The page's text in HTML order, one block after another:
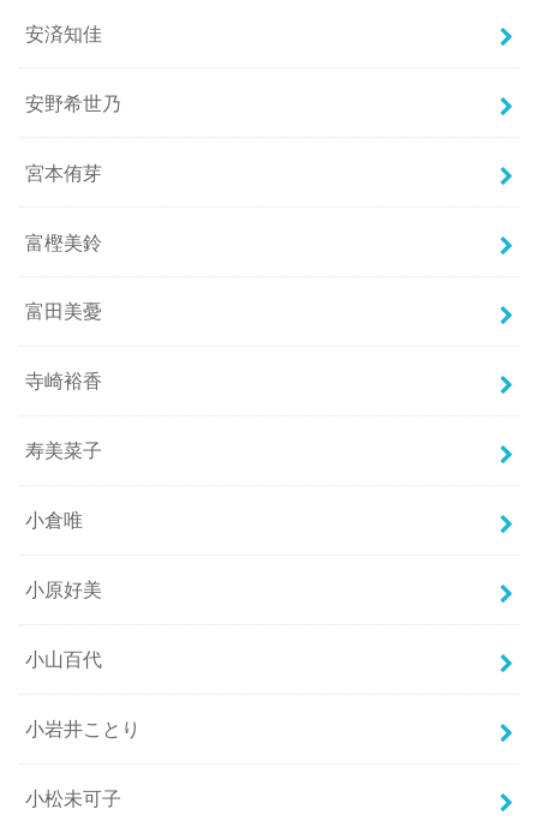
安済知佳
安野希世乃
宮本侑芽
富樫美鈴
富田美憂
寺崎裕香
寿美菜子
小倉唯
小原好美
小山百代
小岩井ことり
小松未可子